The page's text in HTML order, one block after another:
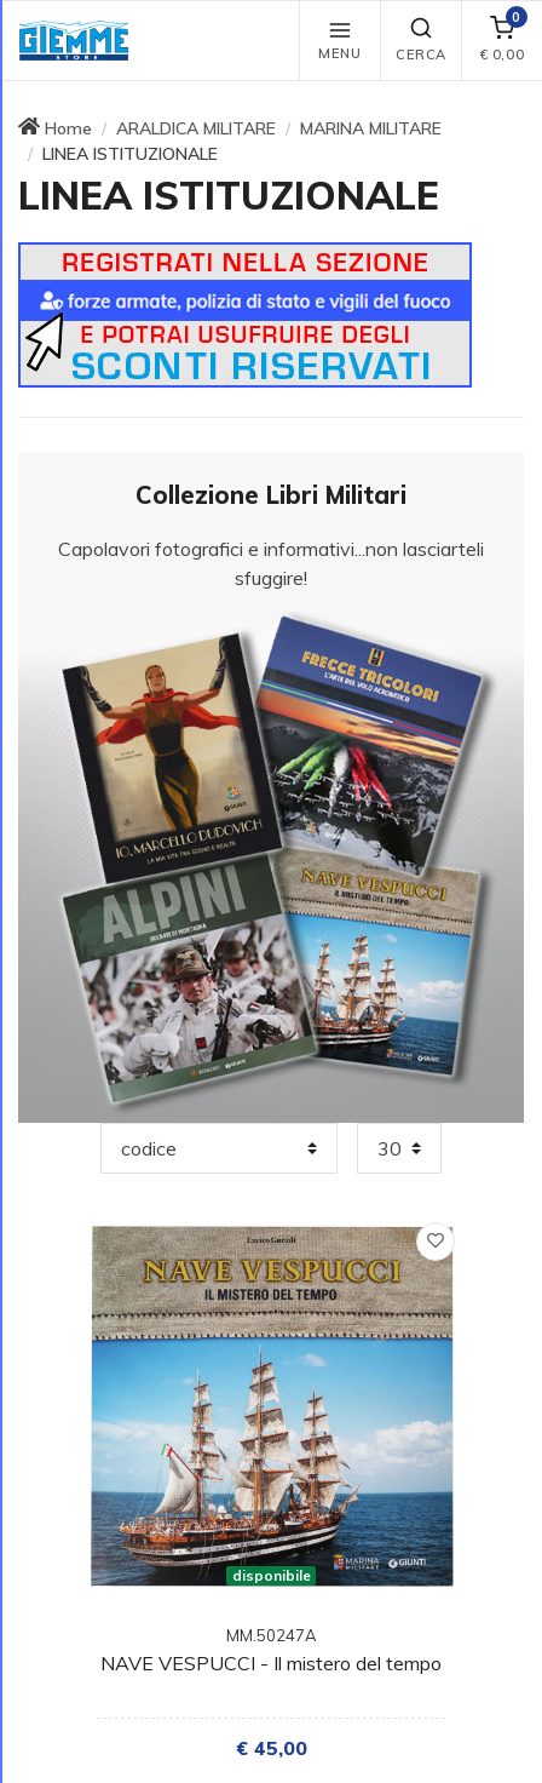
MENU CERCA
0
€ 0,00
Home ARALDICA MILITARE
MARINA MILITARE
LINEA ISTITUZIONALE
LINEA ISTITUZIONALE
Collezione Libri Militari
Capolavori fotografici e informativi...non lasciarteli
sfuggire!
disponibile
MM.50247A
NAVE VESPUCCI - Il mistero del tempo
€ 45,00